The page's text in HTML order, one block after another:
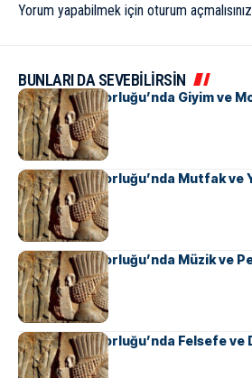
Yorum yapabilmek için oturum açmalısınız
BUNLARI DA SEVEBİLİRSİN
Pers İmparatorluğu’nda Giyim ve
Pers İmparatorluğu’nda Mutfak ve
Pers İmparatorluğu’nda Müzik ve
Pers İmparatorluğu’nda Felsefe ve